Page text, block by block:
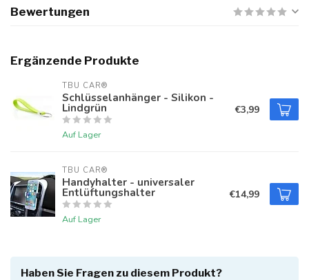
Bewertungen
Ergänzende Produkte
TBU CAR®
Schlüsselanhänger - Silikon -
Lindgrün
Auf Lager
€3,99
TBU CAR®
Handyhalter - universaler
Entlüftungshalter
Auf Lager
€14,99
Haben Sie Fragen zu diesem Produkt?